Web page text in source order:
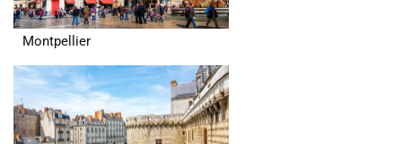
Montpellier